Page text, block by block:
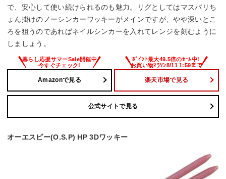
で、安心して使い続けられるのも魅力。リグとしてはマスバリち
ょん掛けのノーシンカーワッキーがメインですが、やや深いとこ
ろを狙うのであればネイルシンカーを入れてレンジを刻むように
しましょう。
Amazonで見る 楽天市場で見る
公式サイトで見る
オーエスピー(O.S.P) HP 3Dワッキー